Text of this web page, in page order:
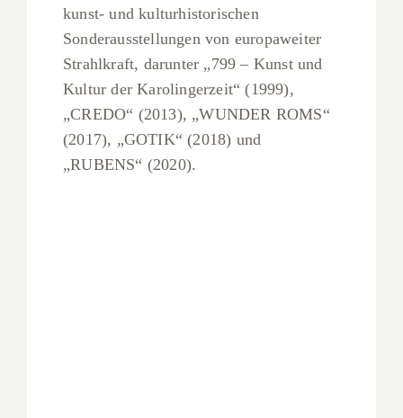
kunst- und kulturhistorischen
Sonderausstellungen von europaweiter
Strahlkraft, darunter „799 – Kunst und
Kultur der Karolingerzeit“ (1999),
„CREDO“ (2013), „WUNDER ROMS“
(2017), „GOTIK“ (2018) und
„RUBENS“ (2020).